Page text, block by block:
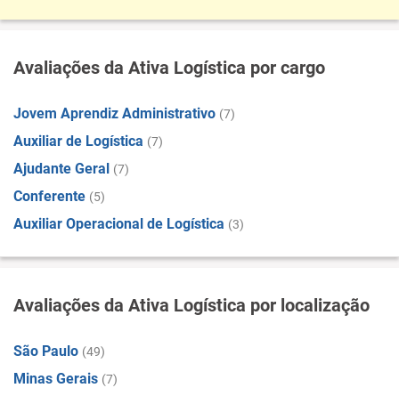
Avaliações da Ativa Logística por cargo
Jovem Aprendiz Administrativo (7)
Auxiliar de Logística (7)
Ajudante Geral (7)
Conferente (5)
Auxiliar Operacional de Logística (3)
Avaliações da Ativa Logística por localização
São Paulo (49)
Minas Gerais (7)